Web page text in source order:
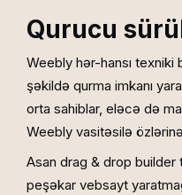
Qurucu
Weebly hər-hansı texniki
şəkildə qurma imkanı
orta sahiblar, eləcə də
Weebly vasitəsilə
Asan drag & drop
peşəkar vebsayt